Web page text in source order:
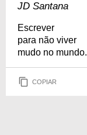
JD Santana
Escrever
para não viver
mudo no mundo.
COPIAR